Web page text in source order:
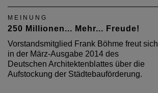
MEINUNG
250 Millionen... Mehr... Freude!
Vorstandsmitglied Frank Böhme freut sich
in der März-Ausgabe 2014 des
Deutschen Architektenblattes über die
Aufstockung der Städtebauförderung.